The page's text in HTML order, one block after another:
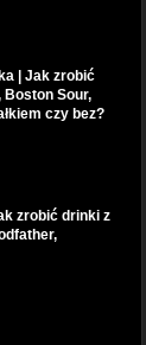
| Jak zrobić
Boston Sour,
czy bez?
zrobić drinki z